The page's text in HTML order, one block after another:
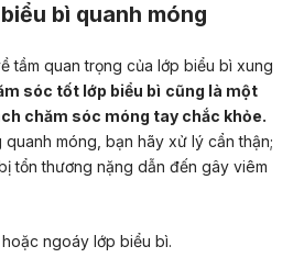
bì quanh móng
tầm quan trọng của lớp biểu bì xung
sóc tốt lớp biểu bì cũng là một
chăm sóc móng tay chắc khỏe.
móng, bạn hãy xử lý cẩn thận;
tổn thương nặng dẫn đến gây viêm
ngoáy lớp biểu bì.